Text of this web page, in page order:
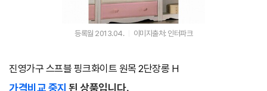
등록월 2013.04. 이미지출처: 인터파크
진영가구 스프블 핑크화이트 원목 2단장롱 H
가격비교 중지 된 상품입니다.